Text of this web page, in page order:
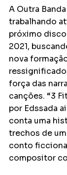
A Outra
trabalhando
próximo
2021,
nova
força das
canções. “3
por Edssada
conta uma
trechos de
conto
compositor